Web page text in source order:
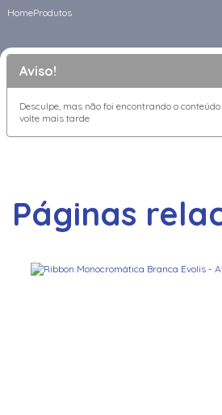
HomeProdutos
Aviso!
Desculpe, mas não foi encontrando o
volte mais tarde
Páginas